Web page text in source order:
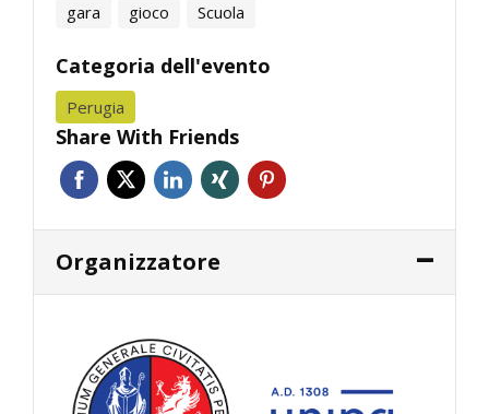
gara gioco Scuola
Categoria dell'evento
Perugia
Share With Friends
Organizzatore